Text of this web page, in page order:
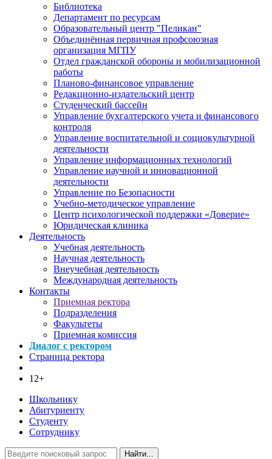
Библиотека
Департамент по ресурсам
Образовательный центр "Пеликан"
Объединённая первичная профсоюзная
организация МГПУ
Отдел гражданской обороны и мобилизационной
работы
Планово-финансовое управление
Редакционно-издательский центр
Студенческий бассейн
Управление бухгалтерского учета и финансового
контроля
Управление воспитательной и социокультурной
деятельности
Управление информационных технологий
Управление научной и инновационной
деятельности
Управление по Безопасности
Учебно-методическое управление
Центр психологической поддержки «Доверие»
Юридическая клиника
Деятельность
Учебная деятельность
Научная деятельность
Внеучебная деятельность
Международная деятельность
Контакты
Приемная ректора
Подразделения
Факультеты
Приемная комиссия
Диалог с ректором
Страница ректора
12+
Школьнику
Абитуриенту
Студенту
Сотруднику
Найти...